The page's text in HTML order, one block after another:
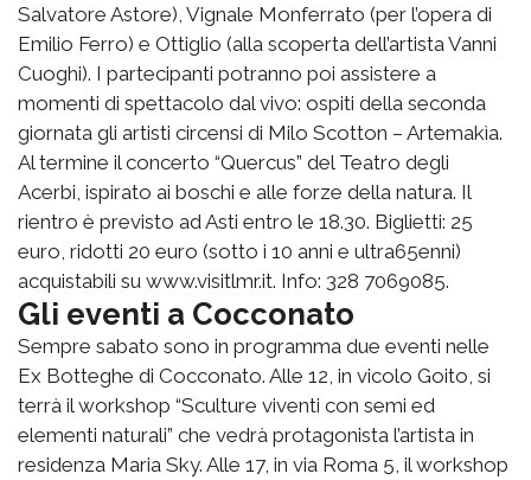
Salvatore Astore), Vignale Monferrato (per l’opera di
Emilio Ferro) e Ottiglio (alla scoperta dell’artista Vanni
Cuoghi). I partecipanti potranno poi assistere a
momenti di spettacolo dal vivo: ospiti della seconda
giornata gli artisti circensi di Milo Scotton – Artemakìa.
Al termine il concerto “Quercus” del Teatro degli
Acerbi, ispirato ai boschi e alle forze della natura. Il
rientro è previsto ad Asti entro le 18.30. Biglietti: 25
euro, ridotti 20 euro (sotto i 10 anni e ultra65enni)
acquistabili su www.visitlmr.it. Info: 328 7069085.
Gli eventi a Cocconato
Sempre sabato sono in programma due eventi nelle
Ex Botteghe di Cocconato. Alle 12, in vicolo Goito, si
terrà il workshop “Sculture viventi con semi ed
elementi naturali” che vedrà protagonista l’artista in
residenza Maria Sky. Alle 17, in via Roma 5, il workshop